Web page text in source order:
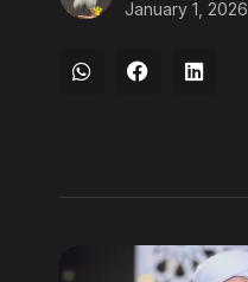
January 1, 2026